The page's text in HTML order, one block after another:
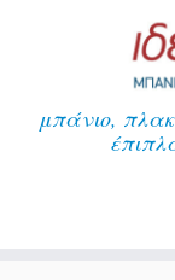
μπάνιο,